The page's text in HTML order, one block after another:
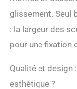
glissement. Seul
: la largeur des
pour une fixation
Qualité et design
esthétique ?